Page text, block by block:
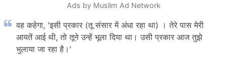
Ads by Muslim Ad Network
वह कहेगा, 'इसी प्रकार (तू संसार में अंधा रहा था) । तेरे पास मेरी
आयतें आई थी, तो तूने उन्हें भूला दिया था। उसी प्रकार आज तुझे
भुलाया जा रहा है।'